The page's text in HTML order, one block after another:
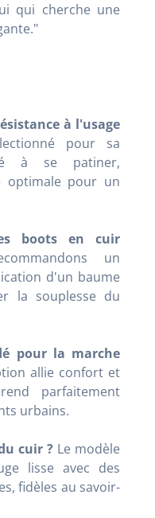
qui cherche une
."
à l'usage
pour sa
à se patiner,
optimale pour un
boots en cuir
un
d'un baume
la souplesse du
pour la marche
allie confort et
parfaitement
urbains.
cuir ? Le modèle
lisse avec des
fidèles au savoir-